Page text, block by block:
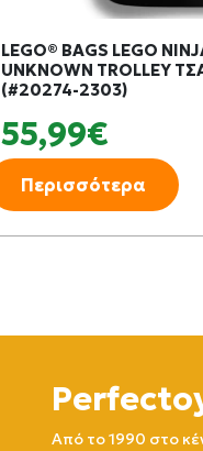
LEGO® BAGS LEGO
UNKNOWN TROLLEY
(#20274-2303)
55,99€
Περισσότερα
Από το 1990 στο